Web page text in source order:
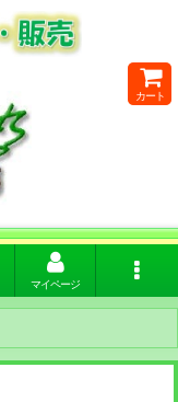
カート
マイページ